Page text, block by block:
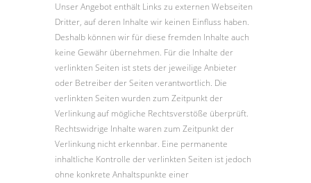
Unser Angebot enthält Links zu externen Webseiten
Dritter, auf deren Inhalte wir keinen Einfluss haben.
Deshalb können wir für diese fremden Inhalte auch
keine Gewähr übernehmen. Für die Inhalte der
verlinkten Seiten ist stets der jeweilige Anbieter
oder Betreiber der Seiten verantwortlich. Die
verlinkten Seiten wurden zum Zeitpunkt der
Verlinkung auf mögliche Rechtsverstöße überprüft.
Rechtswidrige Inhalte waren zum Zeitpunkt der
Verlinkung nicht erkennbar. Eine permanente
inhaltliche Kontrolle der verlinkten Seiten ist jedoch
ohne konkrete Anhaltspunkte einer